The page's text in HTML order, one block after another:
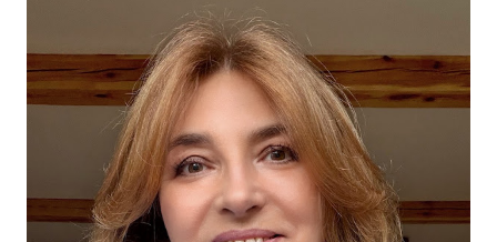
Wiele podobnych w treści informacji znajduje się także w
Internecie. Można spotkać nawet specjalistów, którzy mają
kompletnie odmienne spojrzenie na ten sam problem. To budzi
niepewność i brak zaufania do instytucji służby zdrowia, bowiem
społeczeństwo oczekuje konkretnych, jednolitych zaleceń.
Trzeba pamiętać, że każdego roku towarzystwa naukowe czy
grupy robocze z różnych dziedzin publikują...